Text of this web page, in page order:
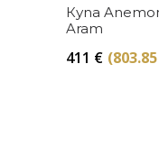
Купа
Aram
411 €